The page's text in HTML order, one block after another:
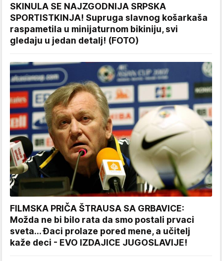
SKINULA SE NAJZGODNIJA SRPSKA
SPORTISTKINJA! Supruga slavnog košarkaša
raspametila u minijaturnom bikiniju, svi
gledaju u jedan detalj! (FOTO)
FILMSKA PRIČA ŠTRAUSA SA GRBAVICE:
Možda ne bi bilo rata da smo postali prvaci
sveta... Đaci prolaze pored mene, a učitelj
kaže deci - EVO IZDAJICE JUGOSLAVIJE!